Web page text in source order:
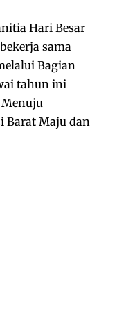
Hari Besar
sama
Bagian
tahun ini
Barat Maju dan